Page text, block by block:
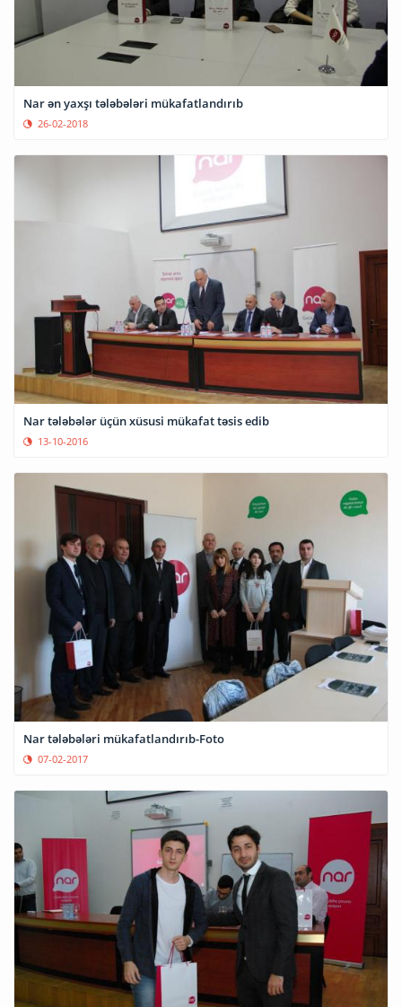
Nar ən yaxşı tələbələri mükafatlandırıb
26-02-2018
Nar tələbələr üçün xüsusi mükafat təsis edib
13-10-2016
Nar tələbələri mükafatlandırıb-Foto
07-02-2017